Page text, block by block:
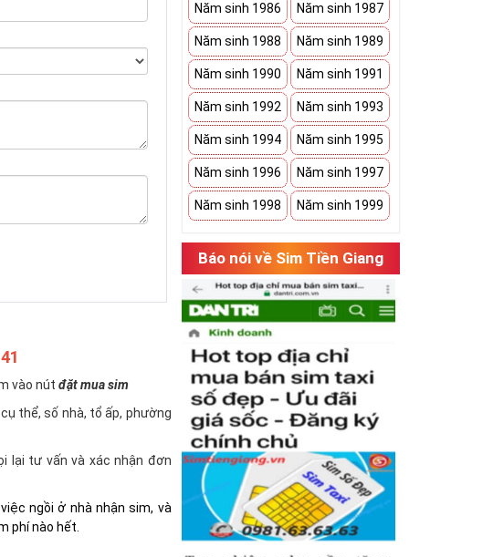
vào nútđặt mua sim
thể, số nhà, tổ ấp, phường
lại tư vấn và xác nhận đơn
ngồi ở nhà nhận sim, và
phí nào hết.
Năm sinh 1986 Năm sinh 1987
Năm sinh 1988 Năm sinh 1989
Năm sinh 1990 Năm sinh 1991
Năm sinh 1992 Năm sinh 1993
Năm sinh 1994 Năm sinh 1995
Năm sinh 1996 Năm sinh 1997
Năm sinh 1998 Năm sinh 1999
Báo nói về Sim Tiền Giang